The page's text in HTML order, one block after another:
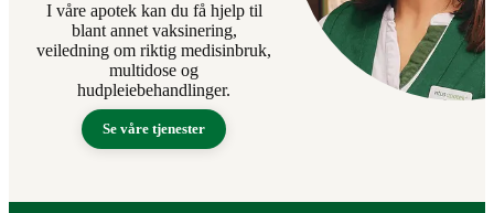
I våre apotek kan du få hjelp til
blant annet vaksinering,
veiledning om riktig medisinbruk,
multidose og
hudpleiebehandlinger.
Se våre tjenester